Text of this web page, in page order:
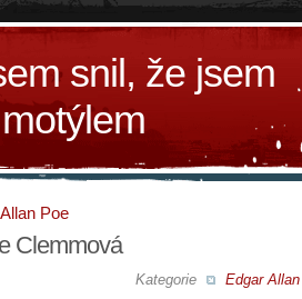
snil, že jsem
motýlem
Poe
Clemmová
Kategorie Edgar